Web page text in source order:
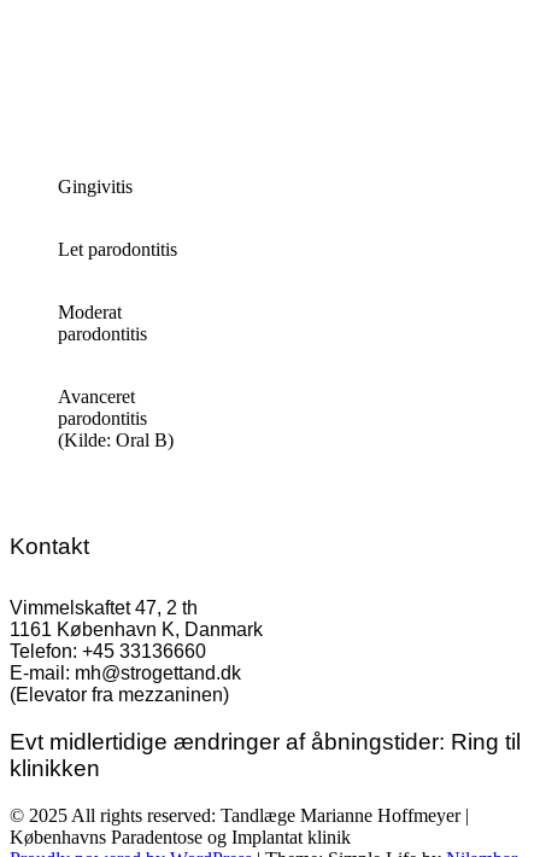
Gingivitis
Let parodontitis
Moderat
parodontitis
Avanceret
parodontitis
(Kilde: Oral B)
Kontakt
Vimmelskaftet 47, 2 th
1161 København K, Danmark
Telefon: +45 33136660
E-mail: mh@strogettand.dk
(Elevator fra mezzaninen)
Evt midlertidige ændringer af åbningstider: Ring til
klinikken
© 2025 All rights reserved: Tandlæge Marianne Hoffmeyer |
Københavns Paradentose og Implantat klinik